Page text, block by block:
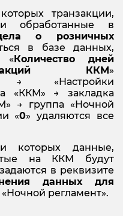
транзакции,
обработанные в
о розничных
в базе данных,
«Количество дней
ККМ»
→ «Настройки
«ККМ» → закладка
→ группа «Ночной
«0» удаляются все
которых данные,
на ККМ будут
в реквизите
данных для
регламент».